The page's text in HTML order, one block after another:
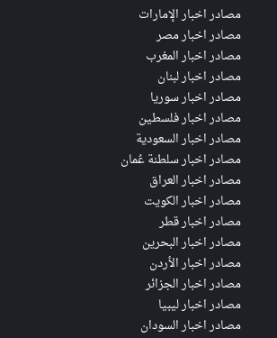
مصادر اخبار الإمارات
مصادر اخبار مصر
مصادر اخبار المغرب
مصادر اخبار لبنان
مصادر اخبار سوريا
مصادر اخبار فلسطين
مصادر اخبار السعودية
مصادر اخبار سلطنة عُمان
مصادر اخبار العراق
مصادر اخبار الكويت
مصادر اخبار قطر
مصادر اخبار البحرين
مصادر اخبار الأردن
مصادر اخبار الجزائر
مصادر اخبار ليبيا
مصادر اخبار السودان